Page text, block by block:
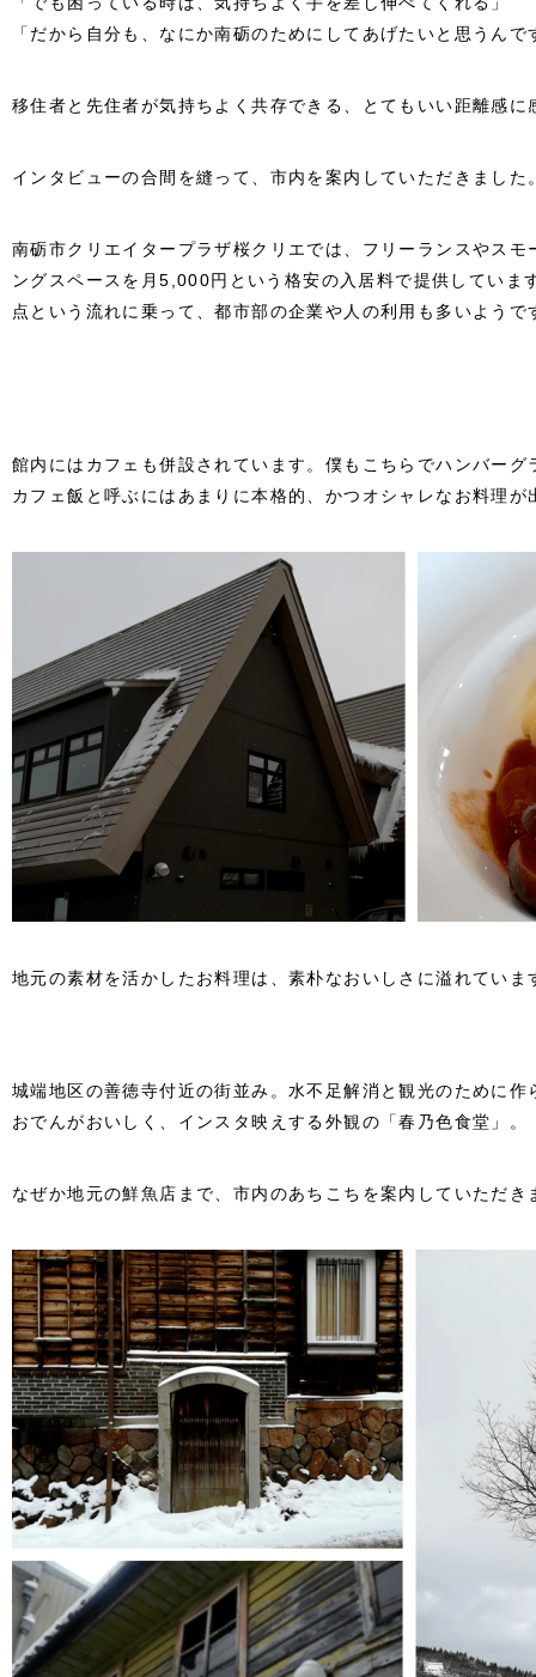
「だから自分も、なにか南砺のためにしてあげたいと思うんで
移住者と先住者が気持ちよく共存できる、とてもいい距離感に
インタビューの合間を縫って、市内を案内していただきました
南砺市クリエイタープラザ桜クリエでは、フリーランスやス
ングスペースを月5,000円という格安の入居料で提供していま
点という流れに乗って、都市部の企業や人の利用も多いようで
館内にはカフェも併設されています。僕もこちらでハンバー
カフェ飯と呼ぶにはあまりに本格的、かつオシャレなお料理が
地元の素材を活かしたお料理は、素朴なおいしさに溢れていま
城端地区の善徳寺付近の街並み。水不足解消と観光のために作
おでんがおいしく、インスタ映えする外観の「春乃色食堂」。
なぜか地元の鮮魚店まで、市内のあちこちを案内していただき